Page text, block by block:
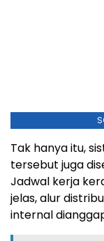
Tak hanya itu,
tersebut juga
Jadwal kerja
jelas, alur
internal